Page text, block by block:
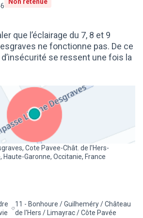
que l’éclairage du 7, 8 et 9
ne fonctionne pas. De ce
se ressent une fois la
Cote Pavee-Chât. de l'Hers-
Haute-Garonne, Occitanie, France
les résultats de la catégorie : Cadre de vie
Filtrer les résultats pour le secteur : 11 -
11 - Bonhoure / Guilheméry / Château
de l'Hers / Limayrac / Côte Pavée